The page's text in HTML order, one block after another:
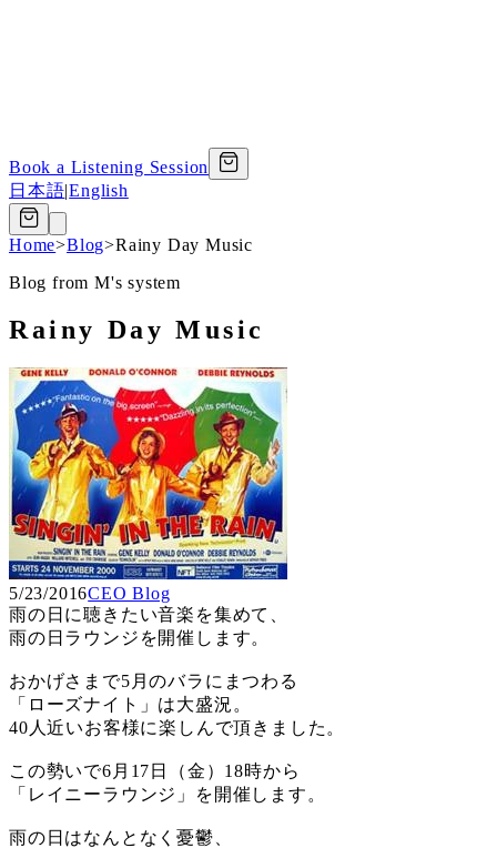
Book a Listening Session
日本語|English
Home>Blog>Rainy Day Music
Blog from M's system
Rainy Day Music
5/23/2016CEO Blog
雨の日に聴きたい音楽を集めて、
雨の日ラウンジを開催します。
おかげさまで5月のバラにまつわる
「ローズナイト」は大盛況。
40人近いお客様に楽しんで頂きました。
この勢いで6月17日（金）18時から
「レイニーラウンジ」を開催します。
雨の日はなんとなく憂鬱、